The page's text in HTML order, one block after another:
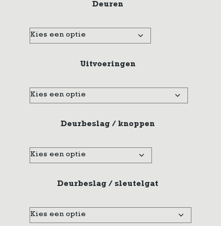
Deuren
Uitvoeringen
Deurbeslag / knoppen
Deurbeslag / sleutelgat